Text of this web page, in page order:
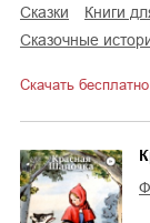
сказки книги
сказочные
Скачать